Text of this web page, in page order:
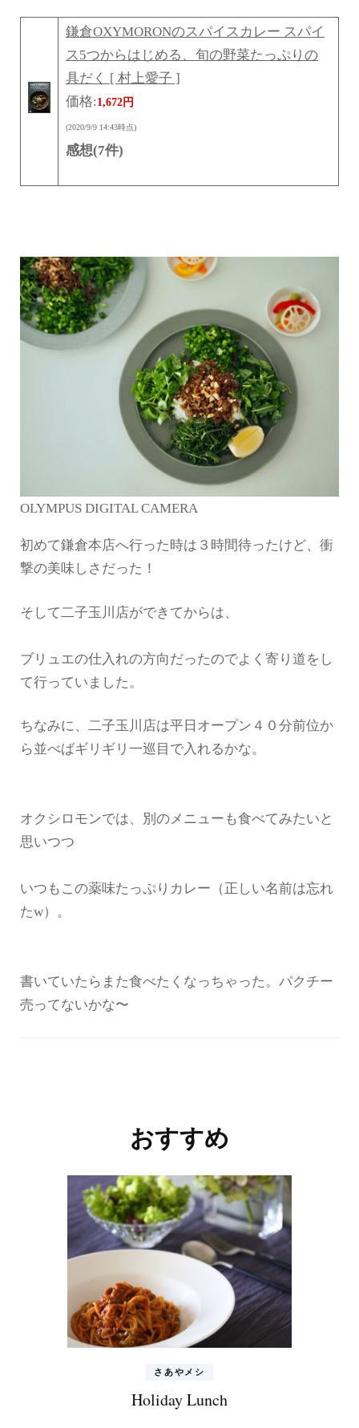
鎌倉OXYMORONのスパイスカレー スパイ
ス5つからはじめる、旬の野菜たっぷりの
具だく [ 村上愛子 ]
価格:1,672円
(2020/9/9 14:43時点)
感想(7件)
OLYMPUS DIGITAL CAMERA
初めて鎌倉本店へ行った時は３時間待ったけど、衝
撃の美味しさだった！
そして二子玉川店ができてからは、
ブリュエの仕入れの方向だったのでよく寄り道をし
て行っていました。
ちなみに、二子玉川店は平日オープン４０分前位か
ら並べばギリギリ一巡目で入れるかな。
オクシロモンでは、別のメニューも食べてみたいと
思いつつ
いつもこの薬味たっぷりカレー（正しい名前は忘れ
たw）。
書いていたらまた食べたくなっちゃった。パクチー
売ってないかな〜
おすすめ
さあやメシ
Holiday Lunch